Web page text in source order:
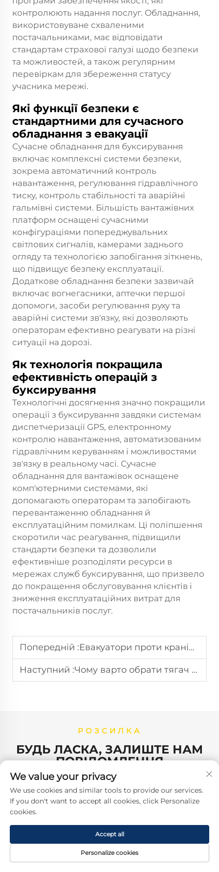
контролюють надання послуг. Обладнання,
використовуване схваленими
постачальниками, має відповідати
стандартам страхової галузі щодо безпеки
та можливостей, а також регулярним
перевіркам для збереження статусу
учасника мережі.
Які функції безпеки є
стандартними для сучасного
обладнання з евакуації
Сучасне обладнання для буксирування
включає комплексні системи безпеки,
зокрема автоматичний контроль
навантаження, регулювання гідравлічного
тиску, контроль стабільності та аварійні
гальмівні системи. Більшість вантажівних
платформ оснащені сучасними
конфігураціями попереджувальних
світлових сигналів, камерами заднього
огляду та технологією запобігання зіткнень,
що підвищує безпеку експлуатації.
Додаткове обладнання безпеки зазвичай
включає вогнегасники, аптечки першої
допомоги, засоби регулювання руху та
аварійні системи зв'язку, які дозволяють
операторам ефективно реагувати на різні
ситуації на дорозі.
Як технологія покращила
ефективність операцій з
буксирування
Технологічні досягнення значно покращили
операції з буксирування завдяки системам
диспетчеризації GPS, електронному
контролю навантаження, автоматизованим
гідравлічним керуванням і можливостями
зв'язку в реальному часі. Сучасне
обладнання для вантажівок оснащене
комп'ютерними системами, які
допомагають операторам та запобігають
перевантаженню обладнання й
експлуатаційним помилкам. Ці поліпшення
скоротили час реагування, підвищили
стандарти безпеки та дозволили
ефективніше розподіляти ресурси в
мережах служб буксирування, що призвело
до покращення обслуговування клієнтів і
зниження експлуатаційних витрат для
постачальників послуг.
Попередній :Евакуатори проти кранів-швартовників: в чому різниця?
Наступний :Чому варто обрати тягач для перевезення вантажів?
РОЗСИЛКА
БУДЬ ЛАСКА, ЗАЛИШТЕ НАМ
ПОВІДОМЛЕННЯ
Зв'язатися з нами
We value your privacy
We use cookies and similar tools to provide our services.
If you don't want to accept all cookies, click Personalize
cookies.
Personalize cookies
Accept all